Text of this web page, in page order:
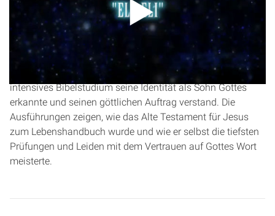
In dieser Predigt beleuchtet Christopher Kramp die
tiefgreifende Bedeutung von Jesus‘ Beziehung zum Wort
Gottes, wie sie sich bereits in seiner Jugend zeigte. Anhand
biblischer Texte wird nachvollziehbar, wie Jesus durch
intensives Bibelstudium seine Identität als Sohn Gottes
erkannte und seinen göttlichen Auftrag verstand. Die
Ausführungen zeigen, wie das Alte Testament für Jesus
zum Lebenshandbuch wurde und wie er selbst die tiefsten
Prüfungen und Leiden mit dem Vertrauen auf Gottes Wort
meisterte.
Kontakt
Spenden